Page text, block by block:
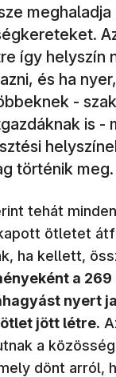
meghaladja
így helyszín
és ha
-
is -
történik meg.
tehát
ötletet
ha kellett,
a
nyert
jött létre.
a
dönt arról,